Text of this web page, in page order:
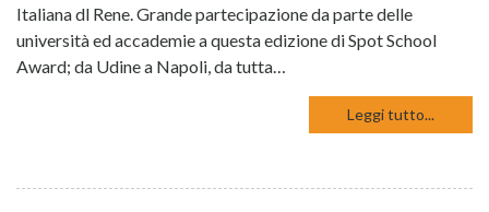
Italiana dl Rene. Grande partecipazione da parte delle
università ed accademie a questa edizione di Spot School
Award; da Udine a Napoli, da tutta…
Leggi tutto...